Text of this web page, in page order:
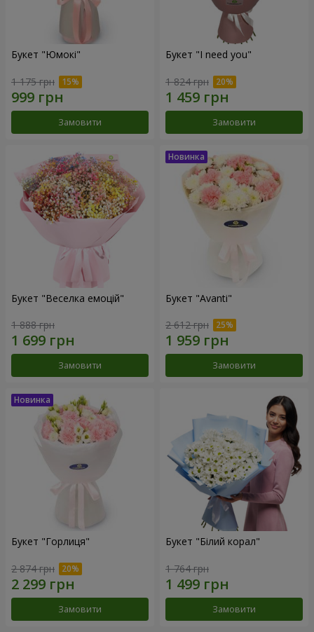
Букет "Юмокі"
1 175 грн
Замовити
Букет "I need you"
1 824 грн
Замовити
Букет "Веселка емоцій"
1 888 грн
Замовити
Букет "Avanti"
2 612 грн
Замовити
Букет "Горлиця"
2 874 грн
Замовити
Букет "Білий корал"
1 764 грн
Замовити